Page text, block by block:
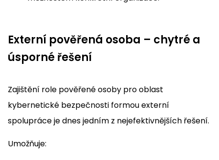
Externí pověřená osoba – chytré a
úsporné řešení
Zajištění role pověřené osoby pro oblast
kybernetické bezpečnosti formou externí
spolupráce je dnes jedním z nejefektivnějších řešení.
Umožňuje: